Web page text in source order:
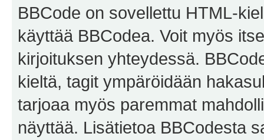
BBCode on sovellettu HTML-
käyttää BBCodea. Voit myös
kirjoituksen yhteydessä.
kieltä, tagit ympäröidään
tarjoaa myös paremmat
näyttää. Lisätietoa BBCodesta